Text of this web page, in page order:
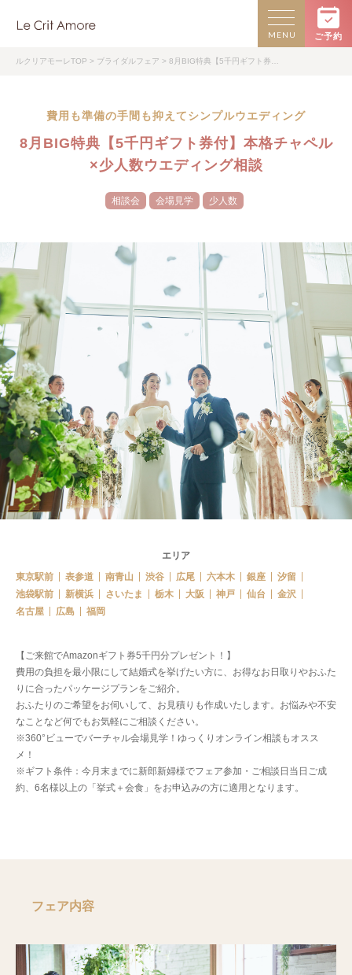
MENU ご予約
ルクリアモーレTOP > ブライダルフェア > 8月BIG特典【5千円ギフト券…
費用も準備の手間も抑えてシンプルウエディング
8月BIG特典【5千円ギフト券付】本格チャペル
×少人数ウエディング相談
相談会 会場見学 少人数
エリア
東京駅前
表参道 南青山 渋谷 広尾 六本木 銀座
汐留
池袋駅前
新横浜 さいたま 栃木 大阪 神戸 仙台
金沢
名古屋
広島 福岡
【ご来館でAmazonギフト券5千円分プレゼント！】
費用の負担を最小限にして結婚式を挙げたい方に、お得なお日取りやおふた
りに合ったパッケージプランをご紹介。
おふたりのご希望をお伺いして、お見積りも作成いたします。お悩みや不安
なことなど何でもお気軽にご相談ください。
※360°ビューでバーチャル会場見学！ゆっくりオンライン相談もオスス
メ！
※ギフト条件：今月末までに新郎新婦様でフェア参加・ご相談日当日ご成
約、6名様以上の「挙式＋会食」をお申込みの方に適用となります。
フェア内容